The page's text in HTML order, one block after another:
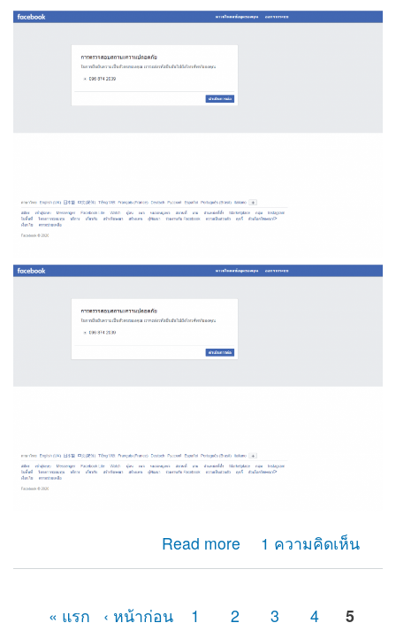
Read more
about ผมไม่สามารถรับรหัสotp เพื่อยืนยันตัวตนของเฟสบุ๊ค
ได้ เนื่องจากเลขหมายนั้นได้ยกเลิกการใช้างานไปหลาย
1 ความคิดเห็น
« แรก ‹ หน้าก่อน 1 2 3 4 5